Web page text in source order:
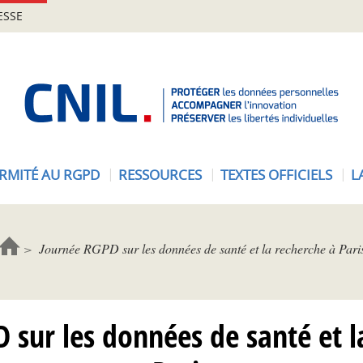
N
AU RGPD RESSOURCES TEXTES OFFICIELS
Journée RGPD sur les données de santé et la recherche à
sur les données de santé et